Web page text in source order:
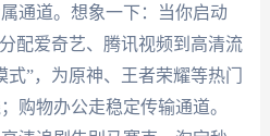
通道。想象一下：当你启动
配爱奇艺、腾讯视频到高清流
”，为原神、王者荣耀等热门
购物办公走稳定传输通道。